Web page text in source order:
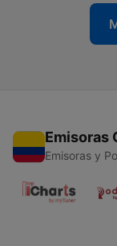
Emisoras
Emisoras y